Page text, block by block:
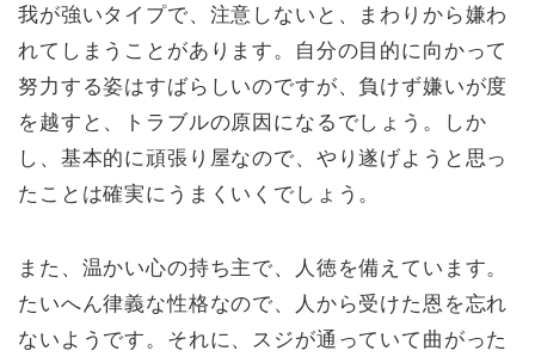
我が強いタイプで、注意しないと、まわりから嫌わ
れてしまうことがあります。自分の目的に向かって
努力する姿はすばらしいのですが、負けず嫌いが度
を越すと、トラブルの原因になるでしょう。しか
し、基本的に頑張り屋なので、やり遂げようと思っ
たことは確実にうまくいくでしょう。
また、温かい心の持ち主で、人徳を備えています。
たいへん律義な性格なので、人から受けた恩を忘れ
ないようです。それに、スジが通っていて曲がった